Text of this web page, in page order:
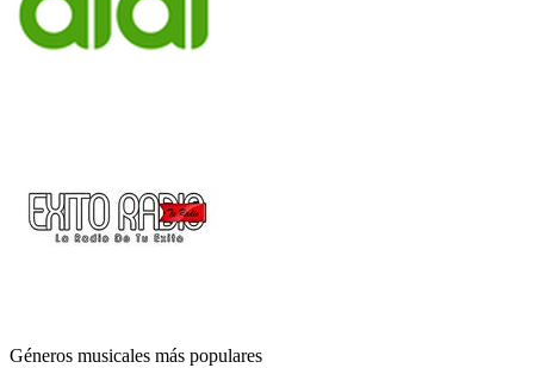
Géneros musicales más populares